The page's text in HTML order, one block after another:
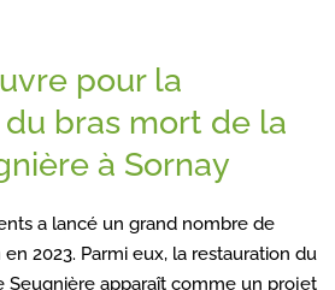
pour la
bras mort de la
à Sornay
a lancé un grand nombre de
2023. Parmi eux, la restauration du
Seugnière apparaît comme un projet